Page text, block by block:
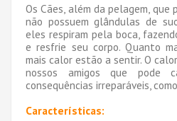
Os Cães, além da pelagem, que
não possuem glândulas de
eles respiram pela boca,
e resfrie seu corpo. Quanto
mais calor estão a sentir. O
nossos amigos que pode
consequências irreparáveis,
Características: